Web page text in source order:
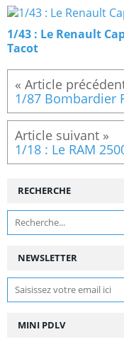
1/43 : Le Renault
Tacot
1/87 Bombardier
1/18 : Le RAM
NEWSLETTER
RECHERCHE
MINI PDLV